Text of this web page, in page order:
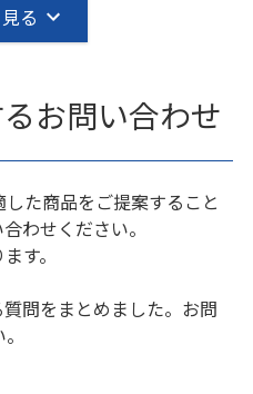
る
お問い合わせ
た商品をご提案すること
わせください。
す。
問をまとめました。お問